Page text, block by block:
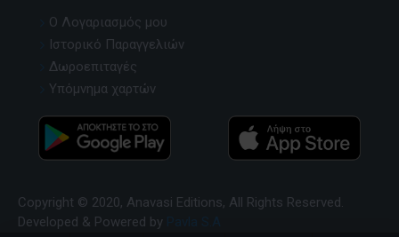
Ο Λογαριασμός μου
Ιστορικό Παραγγελιών
Δωροεπιταγές
Υπόμνημα χαρτών
Copyright © 2020, Anavasi Editions, All Rights Reserved.
Developed & Powered by